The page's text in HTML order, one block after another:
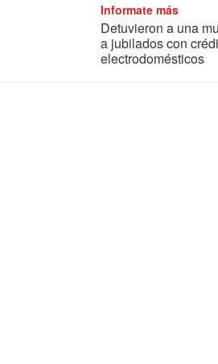
Informate más
Detuvieron a una
a jubilados con
electrodomésticos